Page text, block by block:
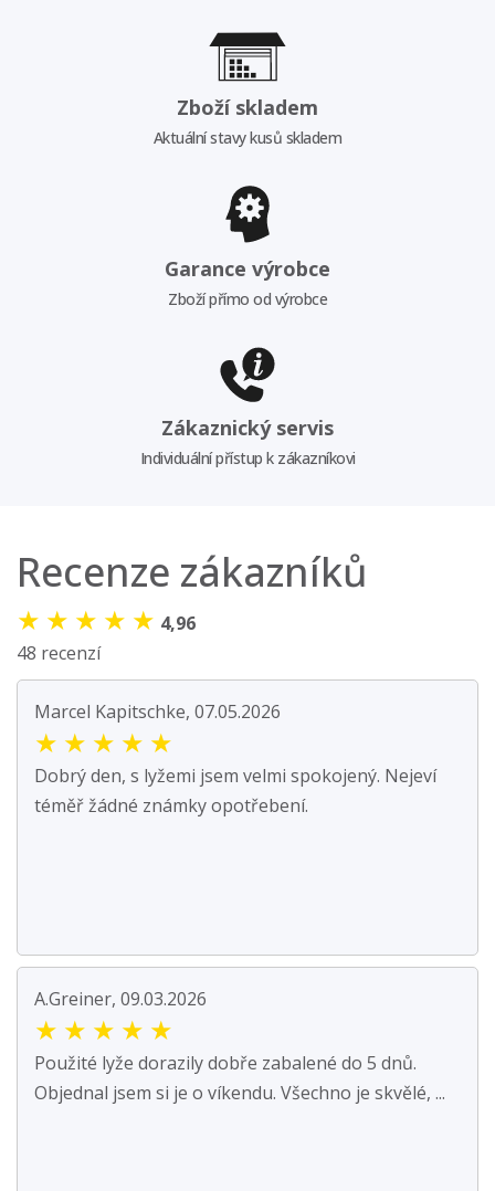
Zboží skladem
Aktuální stavy kusů skladem
Garance výrobce
Zboží přímo od výrobce
Zákaznický servis
Individuální přístup k zákazníkovi
Recenze zákazníků
★ ★ ★ ★ ★ 4,96
48 recenzí
Marcel Kapitschke, 07.05.2026
★ ★ ★ ★ ★
Dobrý den, s lyžemi jsem velmi spokojený. Nejeví
téměř žádné známky opotřebení.
A.Greiner, 09.03.2026
★ ★ ★ ★ ★
Použité lyže dorazily dobře zabalené do 5 dnů.
Objednal jsem si je o víkendu. Všechno je skvělé, ...